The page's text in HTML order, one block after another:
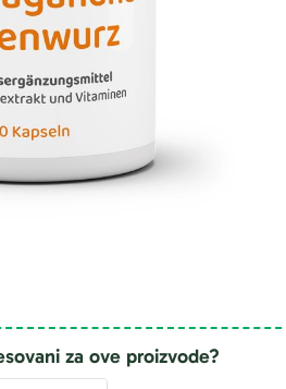
za ove proizvode?